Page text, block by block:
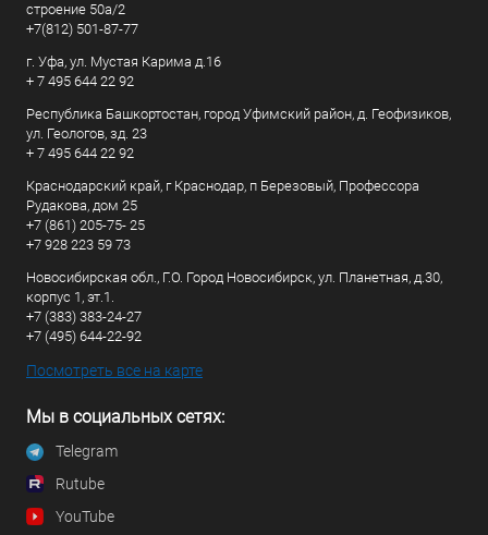
строение 50а/2
+7(812) 501-87-77
г. Уфа, ул. Мустая Карима д.16
+ 7 495 644 22 92
Республика Башкортостан, город Уфимский район, д. Геофизиков,
ул. Геологов, зд. 23
+ 7 495 644 22 92
Краснодарский край, г Краснодар, п Березовый, Профессора
Рудакова, дом 25
+7 (861) 205-75- 25
+7 928 223 59 73
Новосибирская обл., Г.О. Город Новосибирск, ул. Планетная, д.30,
корпус 1, эт.1.
+7 (383) 383-24-27
+7 (495) 644-22-92
Посмотреть все на карте
Мы в социальных сетях:
Telegram
Rutube
YouTube